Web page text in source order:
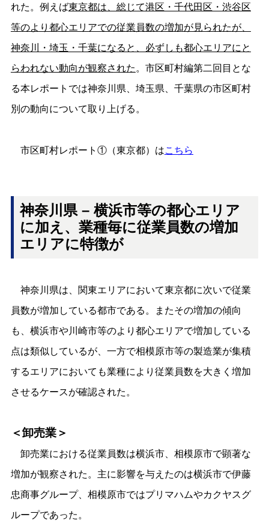
れた。例えば東京都は、総じて港区・千代田区・渋谷区
等のより都心エリアでの従業員数の増加が見られたが、
神奈川・埼玉・千葉になると、必ずしも都心エリアにと
らわれない動向が観察された。市区町村編第二回目とな
る本レポートでは神奈川県、埼玉県、千葉県の市区町村
別の動向について取り上げる。
市区町村レポート①（東京都）はこちら
神奈川県 – 横浜市等の都心エリア
に加え、業種毎に従業員数の増加
エリアに特徴が
神奈川県は、関東エリアにおいて東京都に次いで従業
員数が増加している都市である。またその増加の傾向
も、横浜市や川崎市等のより都心エリアで増加している
点は類似しているが、一方で相模原市等の製造業が集積
するエリアにおいても業種により従業員数を大きく増加
させるケースが確認された。
＜卸売業＞
卸売業における従業員数は横浜市、相模原市で顕著な
増加が観察された。主に影響を与えたのは横浜市で伊藤
忠商事グループ、相模原市ではプリマハムやカクヤスグ
ループであった。